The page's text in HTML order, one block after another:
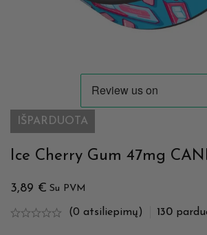
IŠPARDUOTA
Ice Cherry Gum 47mg
3,89 € Su PVM
(0 atsiliepimų) 130